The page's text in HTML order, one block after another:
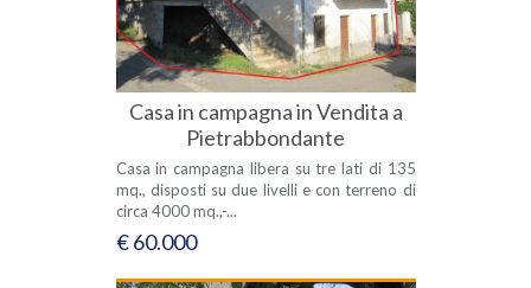
Casa in campagna in Vendita a
Pietrabbondante
Casa in campagna libera su tre lati di 135
mq., disposti su due livelli e con terreno di
circa 4000 mq.,-...
€ 60.000